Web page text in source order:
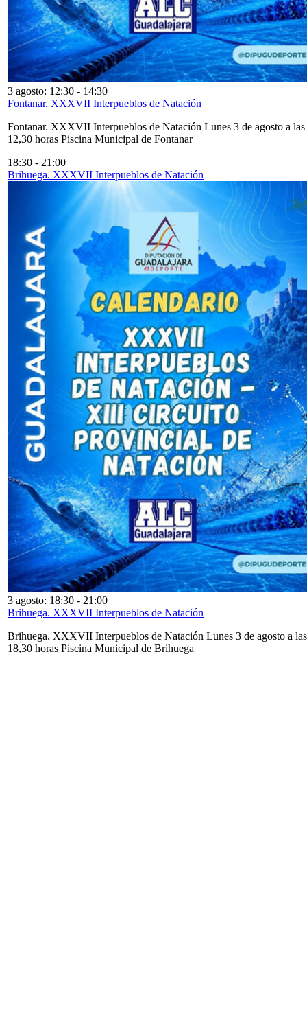
3 agosto: 12:30 - 14:30
Fontanar. XXXVII Interpueblos de Natación
Fontanar. XXXVII Interpueblos de Natación Lunes 3 de agosto a las
12,30 horas Piscina Municipal de Fontanar
18:30 - 21:00
Brihuega. XXXVII Interpueblos de Natación
3 agosto: 18:30 - 21:00
Brihuega. XXXVII Interpueblos de Natación
Brihuega. XXXVII Interpueblos de Natación Lunes 3 de agosto a las
18,30 horas Piscina Municipal de Brihuega